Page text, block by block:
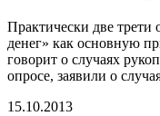
Практически две
денег» как основную
говорит о случаях
опросе, заявили о
15.10.2013